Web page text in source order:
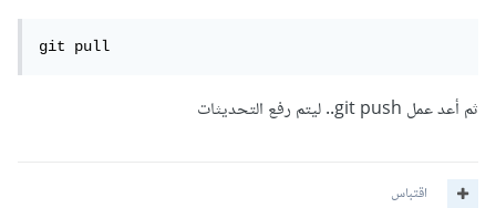
git pull
ثم أعد عمل git push.. ليتم رفع التحديثات
اقتباس